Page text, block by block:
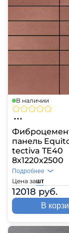
В наличии
панель
tectiva TE40
8х1220х2500
Цена зашт
12018 руб.
Подробнее
В